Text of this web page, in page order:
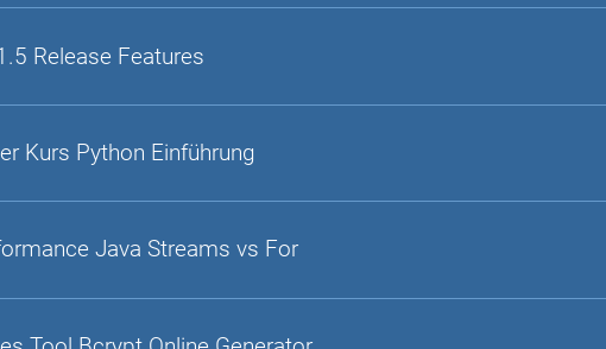
Release Features
Kurs Python Einführung
Java Streams vs For